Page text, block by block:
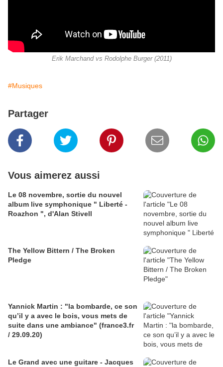
Erik Marchand vs Rodolphe Burger (2011)
#Musiques
Partager
Vous aimerez aussi
Le 08 novembre, sortie du nouvel
album live symphonique " Liberté -
Roazhon ", d'Alan Stivell
The Yellow Bittern / The Broken
Pledge
Yannick Martin : "la bombarde, ce son
qu’il y a avec le bois, vous mets de
suite dans une ambiance" (france3.fr
/ 29.09.20)
Le Grand avec une guitare - Jacques